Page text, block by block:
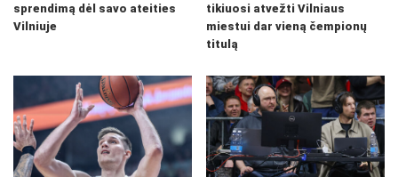
sprendimą dėl savo ateities
Vilniuje
tikiuosi atvežti Vilniaus
miestui dar vieną čempionų
titulą